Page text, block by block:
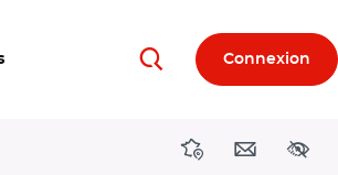
RechercherConnexion
DirectionsContact